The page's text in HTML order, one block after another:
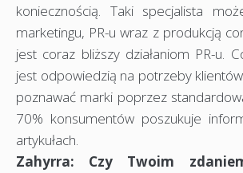
koniecznością. Taki specjalista
marketingu, PR-u wraz z produkcją
jest coraz bliższy działaniom PR-u.
jest odpowiedzią na potrzeby
poznawać marki poprzez
70% konsumentów poszukuje
artykułach.
Zahyrra: Czy Twoim